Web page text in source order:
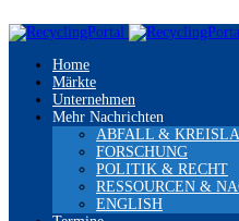
Home
Märkte
Unternehmen
Mehr Nachrichten
ABFALL &
FORSCHUNG
POLITIK & RECHT
RESSOURCEN &
ENGLISH